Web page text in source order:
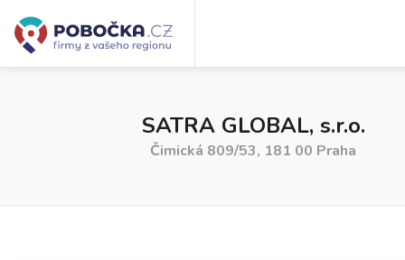
SATRA GLOBAL, s.r.o.
Čimická 809/53, 181 00 Praha